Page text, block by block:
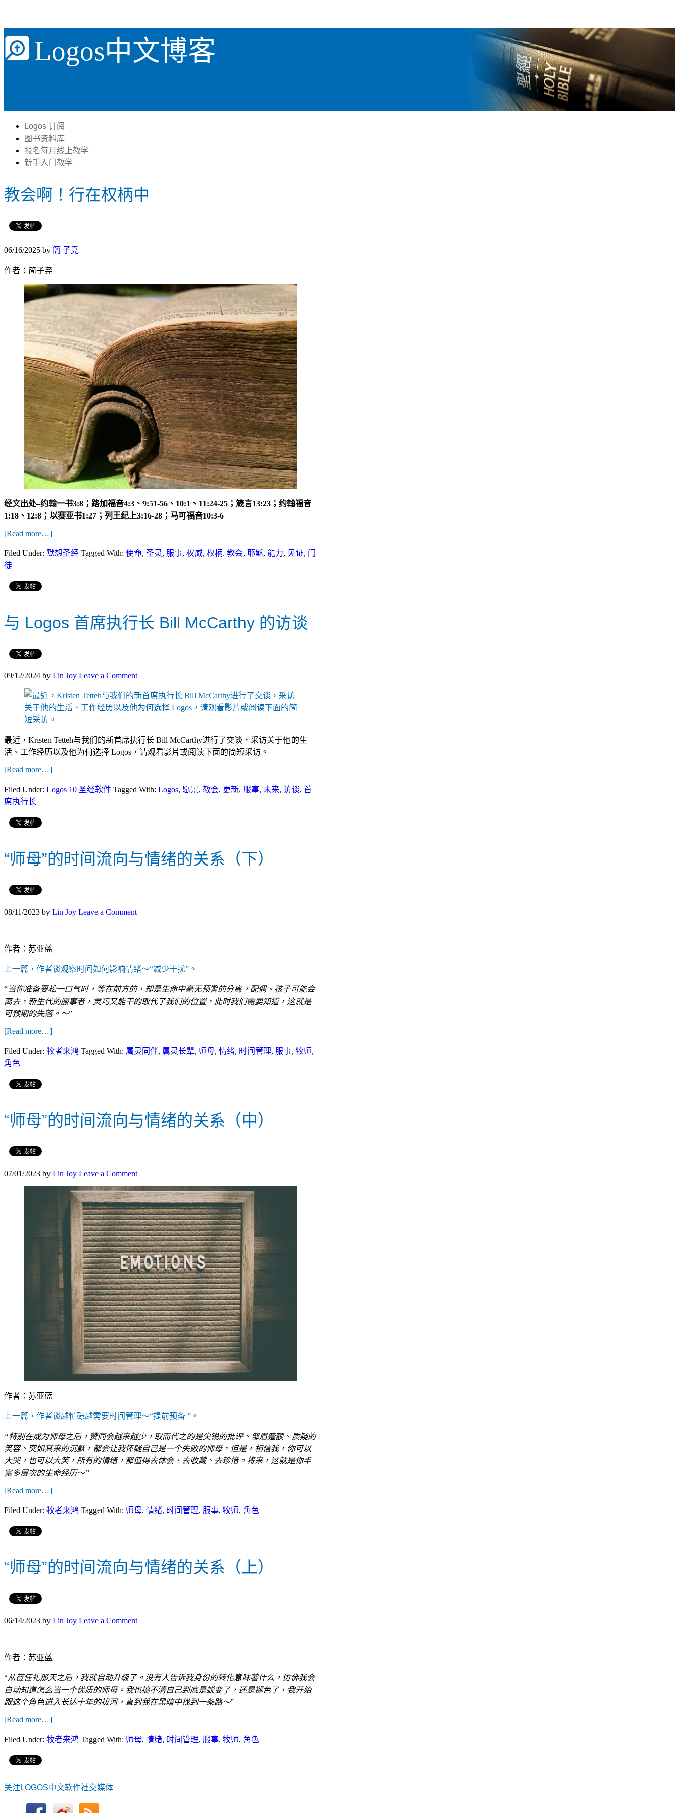
Logos中文博客
Logos 订阅
图书资料库
报名每月线上教学
新手入门教学
教会啊！行在权柄中
06/16/2025 by 簡 子堯
作者：简子尧
经文出处–约翰一书3:8 ；路加福音4:3 、 9:51-56 、 10:1 、 11:24-25 ；箴言13:23 ；约翰福音
1:18 、 12:8 ；以赛亚书1:27 ；列王纪上3:16-28 ；马可福音10:3-6
[Read more…]
Filed Under: 默想圣经 Tagged With: 使命, 圣灵, 服事, 权威, 权柄. 教会, 耶稣, 能力, 见证, 门
徒
与 Logos 首席执行长 Bill McCarthy 的访谈
09/12/2024 by Lin Joy Leave a Comment
最近，Kristen Tetteh与我们的新首席执行长 Bill McCarthy进行了交谈，采访关于他的生
活、工作经历以及他为何选择 Logos，请观看影片或阅读下面的简短采访。
[Read more…]
Filed Under: Logos 10 圣经软件 Tagged With: Logos, 愿景, 教会, 更新, 服事, 未来, 访谈, 首
席执行长
“师母”的时间流向与情绪的关系（下）
08/11/2023 by Lin Joy Leave a Comment
作者：苏亚蓝
上一篇，作者谈观察时间如何影响情绪～“减少干扰”。
“当你准备要松一口气时，等在前方的，却是生命中毫无预警的分离，配偶、孩子可能会
离去。新生代的服事者，灵巧又能干的取代了我们的位置。此时我们需要知道，这就是
可预期的失落。～”
[Read more…]
Filed Under: 牧者来鸿 Tagged With: 属灵同伴, 属灵长辈, 师母, 情绪, 时间管理, 服事, 牧师,
角色
“师母”的时间流向与情绪的关系（中）
07/01/2023 by Lin Joy Leave a Comment
作者：苏亚蓝
上一篇，作者谈越忙碌越需要时间管理～“提前预备 ”。
“特别在成为师母之后，赞同会越来越少，取而代之的是尖锐的批评、邹眉蹙额、质疑的
笑容、突如其来的沉默，都会让我怀疑自己是一个失败的师母。但是，相信我，你可以
大哭，也可以大笑，所有的情绪，都值得去体会、去收藏、去珍惜。将来，这就是你丰
富多层次的生命经历～”
[Read more…]
Filed Under: 牧者来鸿 Tagged With: 师母, 情绪, 时间管理, 服事, 牧师, 角色
“师母”的时间流向与情绪的关系（上）
06/14/2023 by Lin Joy Leave a Comment
作者：苏亚蓝
“从莅任礼那天之后，我就自动升级了。没有人告诉我身份的转化意味著什么，仿佛我会
自动知道怎么当一个优质的师母。我也搞不清自己到底是蜕变了，还是褪色了，我开始
跟这个角色进入长达十年的拔河，直到我在黑暗中找到一条路～”
[Read more…]
Filed Under: 牧者来鸿 Tagged With: 师母, 情绪, 时间管理, 服事, 牧师, 角色
关注LOGOS中文软件社交媒体